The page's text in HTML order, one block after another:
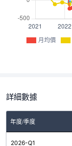
月均價
詳細數據
年度/季度
2026-Q1